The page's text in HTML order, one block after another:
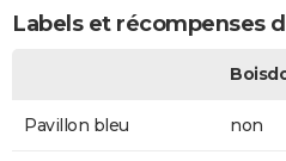
Labels et récompenses
Pavillon bleu non